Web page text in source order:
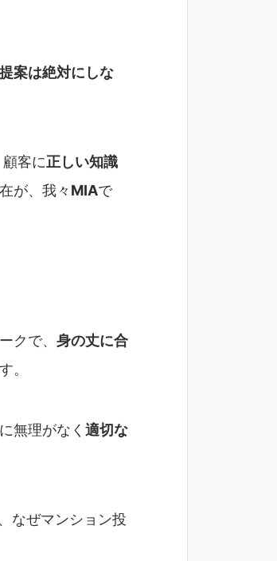
案は絶対にしな
客に正しい知識
が、我々 MIAで
クで、 身の丈に合
。
無理がなく 適切な
なぜマンション投